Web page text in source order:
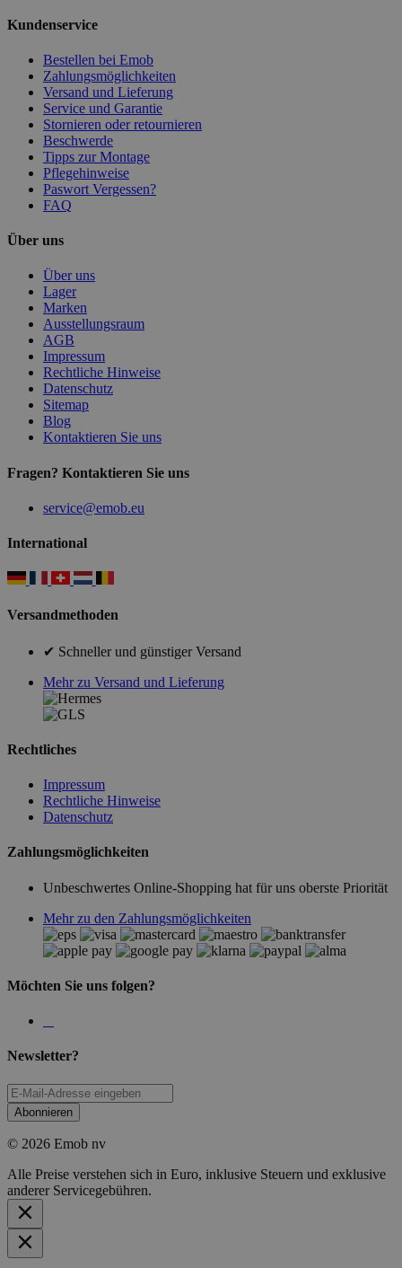
Kundenservice
Bestellen bei Emob
Zahlungsmöglichkeiten
Versand und Lieferung
Service und Garantie
Stornieren oder retournieren
Beschwerde
Tipps zur Montage
Pflegehinweise
Paswort Vergessen?
FAQ
Über uns
Über uns
Lager
Marken
Ausstellungsraum
AGB
Impressum
Rechtliche Hinweise
Datenschutz
Sitemap
Blog
Kontaktieren Sie uns
Fragen? Kontaktieren Sie uns
service@emob.eu
International
Versandmethoden
✔ Schneller und günstiger Versand
Mehr zu Versand und Lieferung
Rechtliches
Impressum
Rechtliche Hinweise
Datenschutz
Zahlungsmöglichkeiten
Unbeschwertes Online-Shopping hat für uns oberste Priorität
Mehr zu den Zahlungsmöglichkeiten
Möchten Sie uns folgen?
Newsletter?
Abonnieren
© 2026 Emob nv
Alle Preise verstehen sich in Euro, inklusive Steuern und exklusive
anderer Servicegebühren.